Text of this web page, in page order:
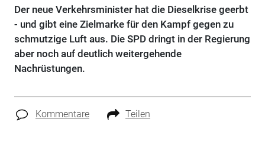
Der neue Verkehrsminister hat die Dieselkrise geerbt
- und gibt eine Zielmarke für den Kampf gegen zu
schmutzige Luft aus. Die SPD dringt in der Regierung
aber noch auf deutlich weitergehende
Nachrüstungen.
Kommentare Teilen